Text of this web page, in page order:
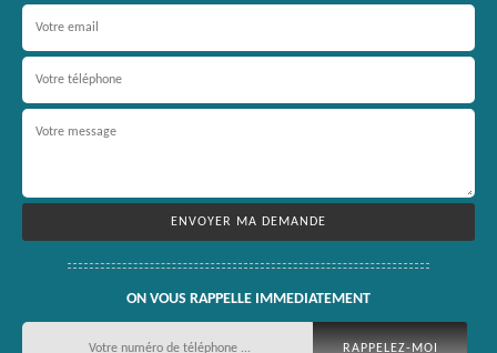
ON VOUS RAPPELLE IMMEDIATEMENT